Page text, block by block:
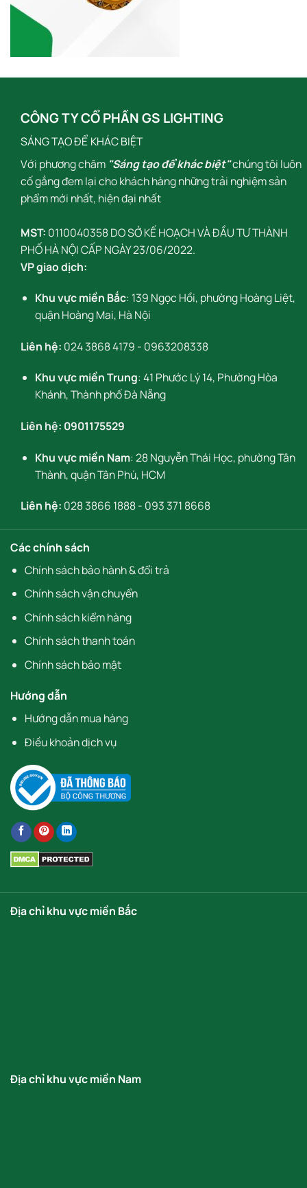
CÔNG TY CỔ PHẦN GS LIGHTING
SÁNG TẠO ĐỂ KHÁC BIỆT
Với phương châm "Sáng tạo để khác biệt"chúng tôi luôn
cố gắng đem lại cho khách hàng những trải nghiệm sản
phẩm mới nhất, hiện đại nhất
MST: 0110040358 DO SỞ KẾ HOẠCH VÀ ĐẦU TƯ THÀNH
PHỐ HÀ NỘI CẤP NGÀY 23/06/2022.
VP giao dịch:
Khu vực miền Bắc: 139 Ngọc Hồi, phường Hoàng Liệt,
quận Hoàng Mai, Hà Nội
Liên hệ: 024 3868 4179 - 0963208338
Khu vực miền Trung: 41 Phước Lý 14, Phường Hòa
Khánh, Thành phố Đà Nẵng
Liên hệ: 0901175529
Khu vực miền Nam: 28 Nguyễn Thái Học, phường Tân
Thành, quận Tân Phú, HCM
Liên hệ: 028 3866 1888- 093 371 8668
Các chính sách
Chính sách bảo hành & đổi trả
Chính sách vận chuyển
Chính sách kiểm hàng
Chính sách thanh toán
Chính sách bảo mật
Hướng dẫn
Hướng dẫn mua hàng
Điều khoản dịch vụ
Địa chỉ khu vực miền Bắc
Địa chỉ khu vực miền Nam